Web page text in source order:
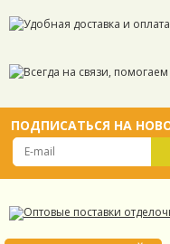
ПОДПИСАТЬСЯ НА